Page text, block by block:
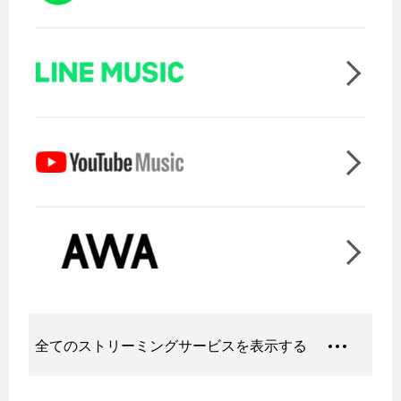
全てのストリーミングサービスを表示する